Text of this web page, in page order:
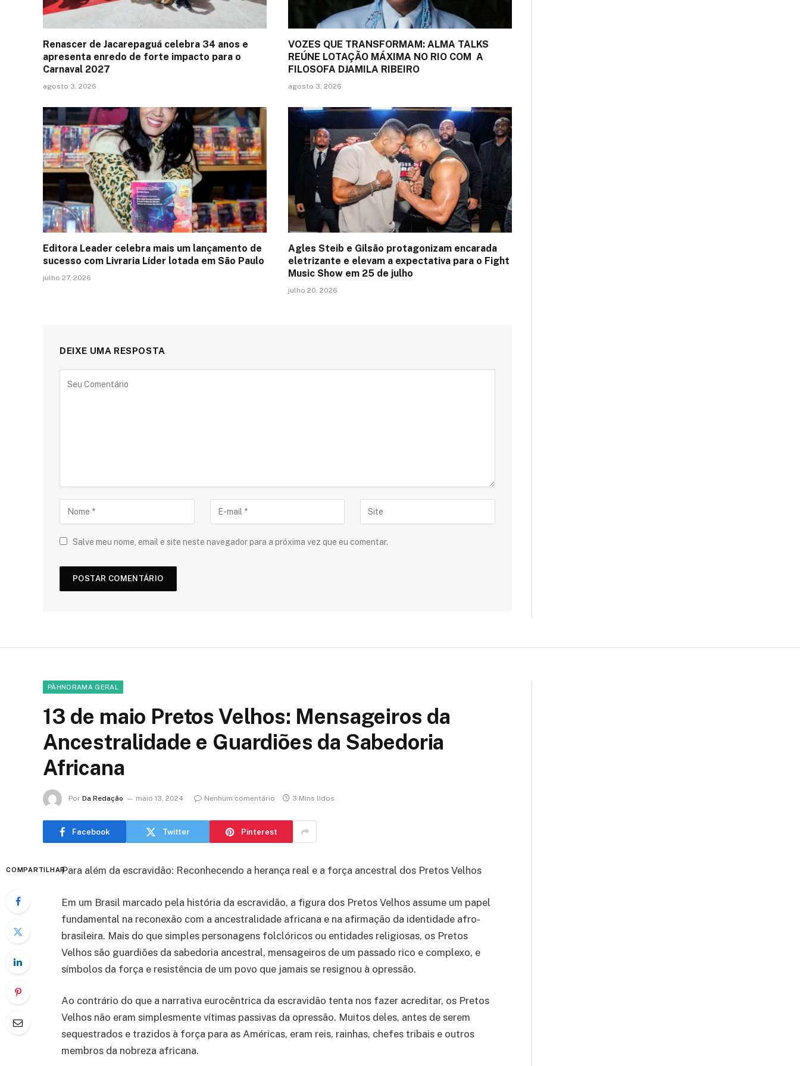
Renascer de Jacarepaguá celebra 34 anos e
apresenta enredo de forte impacto para o
Carnaval 2027
agosto 3, 2026
VOZES QUE TRANSFORMAM: ALMA TALKS
REÚNE LOTAÇÃO MÁXIMA NO RIO COM A
FILOSOFA DJAMILA RIBEIRO
agosto 3, 2026
Editora Leader celebra mais um lançamento de
sucesso com Livraria Líder lotada em São Paulo
julho 27, 2026
Agles Steib e Gilsão protagonizam encarada
eletrizante e elevam a expectativa para o Fight
Music Show em 25 de julho
julho 20, 2026
DEIXE UMA RESPOSTA
Salve meu nome, email e site neste navegador para a próxima vez que eu comentar.
PÀHNORAMA GERAL
13 de maio Pretos Velhos: Mensageiros da
Ancestralidade e Guardiões da Sabedoria
Africana
Por Da Redação maio 13, 2024 Nenhum comentário 3 Mins lidos
Facebook Twitter Pinterest
COMPARTILHARPara além da escravidão: Reconhecendo a herança real e a força ancestral dos Pretos Velhos
Em um Brasil marcado pela história da escravidão, a figura dos Pretos Velhos assume um papel
fundamental na reconexão com a ancestralidade africana e na afirmação da identidade afro-
brasileira. Mais do que simples personagens folclóricos ou entidades religiosas, os Pretos
Velhos são guardiões da sabedoria ancestral, mensageiros de um passado rico e complexo, e
símbolos da força e resistência de um povo que jamais se resignou à opressão.
Ao contrário do que a narrativa eurocêntrica da escravidão tenta nos fazer acreditar, os Pretos
Velhos não eram simplesmente vítimas passivas da opressão. Muitos deles, antes de serem
sequestrados e trazidos à força para as Américas, eram reis, rainhas, chefes tribais e outros
membros da nobreza africana.